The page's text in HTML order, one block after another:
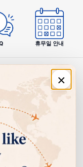
퍼지는 부드러움이
서도 형태를 유지하
휴무일 안내
×